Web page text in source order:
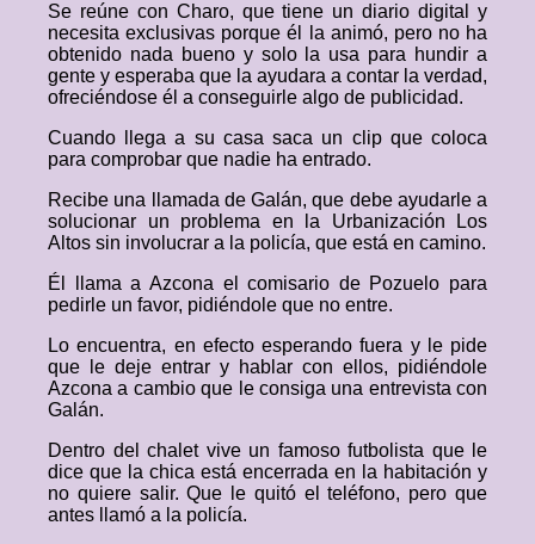
Se reúne con Charo, que tiene un diario digital y
necesita exclusivas porque él la animó, pero no ha
obtenido nada bueno y solo la usa para hundir a
gente y esperaba que la ayudara a contar la verdad,
ofreciéndose él a conseguirle algo de publicidad.
Cuando llega a su casa saca un clip que coloca
para comprobar que nadie ha entrado.
Recibe una llamada de Galán, que debe ayudarle a
solucionar un problema en la Urbanización Los
Altos sin involucrar a la policía, que está en camino.
Él llama a Azcona el comisario de Pozuelo para
pedirle un favor, pidiéndole que no entre.
Lo encuentra, en efecto esperando fuera y le pide
que le deje entrar y hablar con ellos, pidiéndole
Azcona a cambio que le consiga una entrevista con
Galán.
Dentro del chalet vive un famoso futbolista que le
dice que la chica está encerrada en la habitación y
no quiere salir. Que le quitó el teléfono, pero que
antes llamó a la policía.